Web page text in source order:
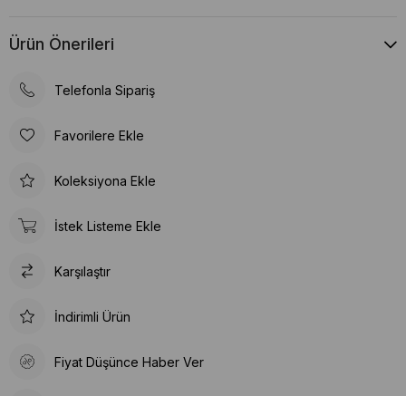
Ürün Önerileri
Telefonla Sipariş
Favorilere Ekle
Koleksiyona Ekle
İstek Listeme Ekle
Karşılaştır
İndirimli Ürün
Fiyat Düşünce Haber Ver